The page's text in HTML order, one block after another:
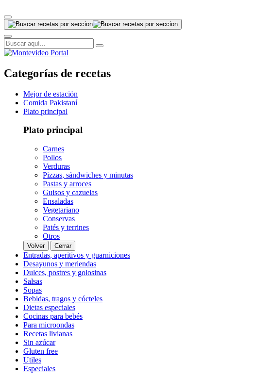
Categorías de recetas
Mejor de estación
Comida Pakistaní
Plato principal
Plato principal
Carnes
Pollos
Verduras
Pizzas, sándwiches y minutas
Pastas y arroces
Guisos y cazuelas
Ensaladas
Vegetariano
Conservas
Patés y terrines
Otros
Volver Cerrar
Entradas, aperitivos y guarniciones
Desayunos y meriendas
Dulces, postres y golosinas
Salsas
Sopas
Bebidas, tragos y cócteles
Dietas especiales
Cocinas para bebés
Para microondas
Recetas livianas
Sin azúcar
Gluten free
Utiles
Especiales